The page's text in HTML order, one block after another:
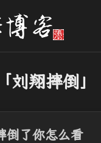
刘翔摔倒
倒了你怎么看